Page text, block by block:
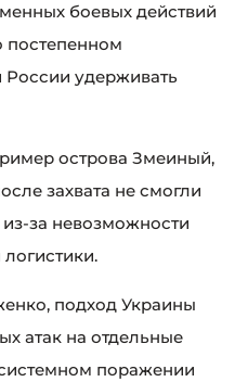
боевых действий
постепенном
удерживать
острова Змеиный,
захвата не смогли
за невозможности
подход Украины
атак на отдельные
поражении